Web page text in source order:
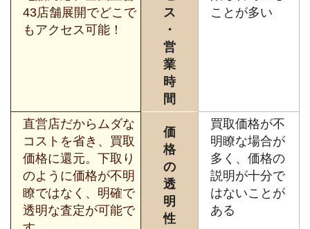
43店舗展開でどこで
もアクセス可能！
ス
・
営
業
時
間
ことが多い
直営店だからムダな
コストを省き、買取
価格に還元。下取り
のように価格が不明
瞭ではなく、明確で
透明な査定が可能で
価
格
の
透
明
性
買取価格が不
明瞭な場合が
多く、価格の
説明が十分で
はないことが
ある